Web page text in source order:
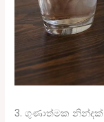
3. ගුණාත්මක නින්දක්